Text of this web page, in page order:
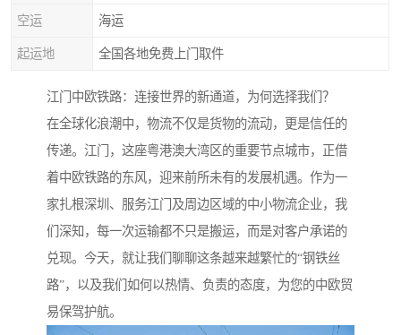
空运 海运
起运地 全国各地免费上门取件
江门中欧铁路：连接世界的新通道，为何选择我们？
在全球化浪潮中，物流不仅是货物的流动，更是信任的
传递。江门，这座粤港澳大湾区的重要节点城市，正借
着中欧铁路的东风，迎来前所未有的发展机遇。作为一
家扎根深圳、服务江门及周边区域的中小物流企业，我
们深知，每一次运输都不只是搬运，而是对客户承诺的
兑现。今天，就让我们聊聊这条越来越繁忙的“钢铁丝
路”，以及我们如何以热情、负责的态度，为您的中欧贸
易保驾护航。